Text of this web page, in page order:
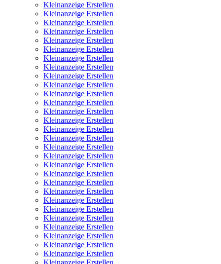
Kleinanzeige Erstellen
Kleinanzeige Erstellen
Kleinanzeige Erstellen
Kleinanzeige Erstellen
Kleinanzeige Erstellen
Kleinanzeige Erstellen
Kleinanzeige Erstellen
Kleinanzeige Erstellen
Kleinanzeige Erstellen
Kleinanzeige Erstellen
Kleinanzeige Erstellen
Kleinanzeige Erstellen
Kleinanzeige Erstellen
Kleinanzeige Erstellen
Kleinanzeige Erstellen
Kleinanzeige Erstellen
Kleinanzeige Erstellen
Kleinanzeige Erstellen
Kleinanzeige Erstellen
Kleinanzeige Erstellen
Kleinanzeige Erstellen
Kleinanzeige Erstellen
Kleinanzeige Erstellen
Kleinanzeige Erstellen
Kleinanzeige Erstellen
Kleinanzeige Erstellen
Kleinanzeige Erstellen
Kleinanzeige Erstellen
Kleinanzeige Erstellen
Kleinanzeige Erstellen